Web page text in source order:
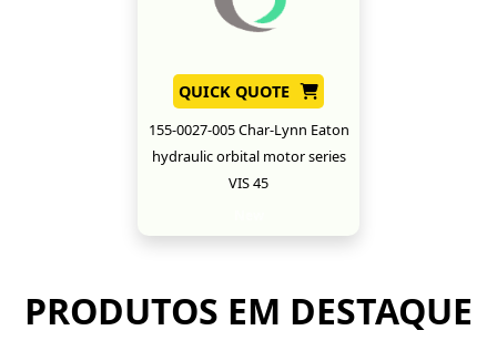
QUICK QUOTE
155-0027-005 Char-Lynn Eaton
hydraulic orbital motor series
VIS 45
PRODUTOS EM DESTAQUE